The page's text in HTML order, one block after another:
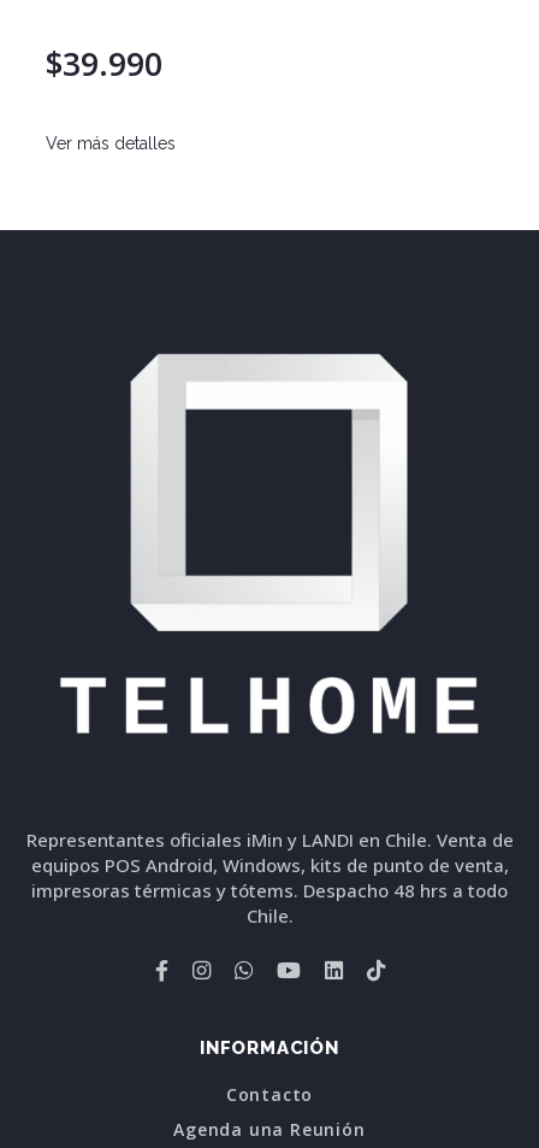
$39.990
Ver más detalles
Representantes oficiales iMin y LANDI en Chile. Venta de
equipos POS Android, Windows, kits de punto de venta,
impresoras térmicas y tótems. Despacho 48 hrs a todo
Chile.
INFORMACIÓN
Contacto
Agenda una Reunión